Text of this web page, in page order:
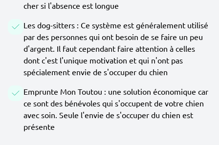
cher si l'absence est longue
Les dog-sitters : Ce système est généralement utilisé
par des personnes qui ont besoin de se faire un peu
d'argent. Il faut cependant faire attention à celles
dont c'est l'unique motivation et qui n'ont pas
spécialement envie de s'occuper du chien
Emprunte Mon Toutou : une solution économique car
ce sont des bénévoles qui s'occupent de votre chien
avec soin. Seule l'envie de s'occuper du chien est
présente